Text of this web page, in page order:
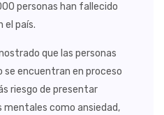
personas han fallecido
el país.
que las personas
se encuentran en proceso
riesgo de presentar
como ansiedad,